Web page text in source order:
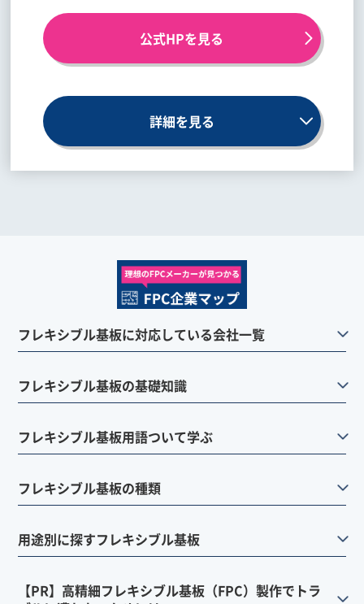
公式HPを見る
詳細を見る
フレキシブル基板に対応している会社一覧
フレキシブル基板の基礎知識
フレキシブル基板用語ついて学ぶ
フレキシブル基板の種類
用途別に探すフレキシブル基板
【PR】高精細フレキシブル基板（FPC）製作でトラ